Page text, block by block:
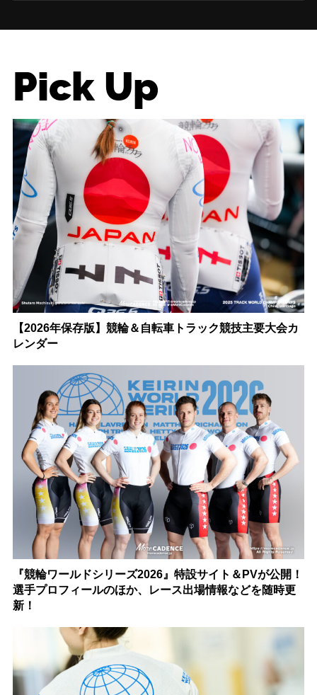
Pick Up
【2026年保存版】競輪＆自転車トラック競技主要大会カ
レンダー
『競輪ワールドシリーズ2026』特設サイト＆PVが公開！
選手プロフィールのほか、レース出場情報などを随時更
新！